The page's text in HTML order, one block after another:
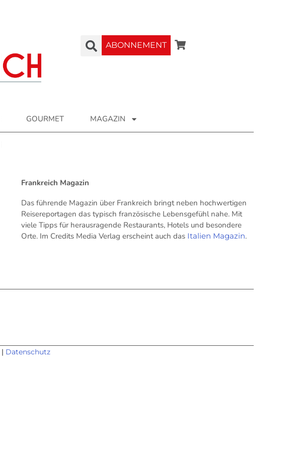
ABONNEMENT
GOURMET MAGAZIN
Frankreich Magazin
Das führende Magazin über Frankreich bringt neben hochwertigen
Reisereportagen das typisch französische Lebensgefühl nahe. Mit
viele Tipps für herausragende Restaurants, Hotels und besondere
Orte. Im Credits Media Verlag erscheint auch das Italien Magazin.
| Datenschutz